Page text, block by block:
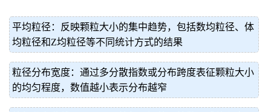
平均粒径：反映颗粒大小的集中趋势，包括数均粒径、体
均粒径和Z均粒径等不同统计方式的结果
粒径分布宽度：通过多分散指数或分布跨度表征颗粒大小
的均匀程度，数值越小表示分布越窄